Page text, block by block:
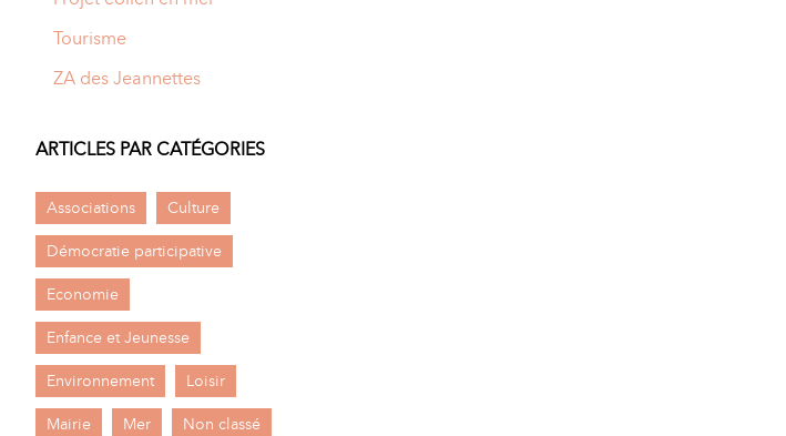
Tourisme
ZA des Jeannettes
ARTICLES PAR CATÉGORIES
Associations Culture
Démocratie participative
Economie
Enfance et Jeunesse
Environnement Loisir
Mairie Mer Non classé